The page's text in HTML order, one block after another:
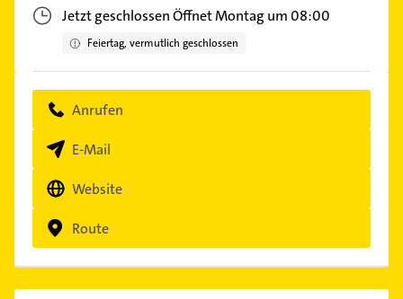
Jetzt geschlossenÖffnet Montag um 08:00
Feiertag, vermutlich geschlossen
Anrufen
E-Mail
Website
Route